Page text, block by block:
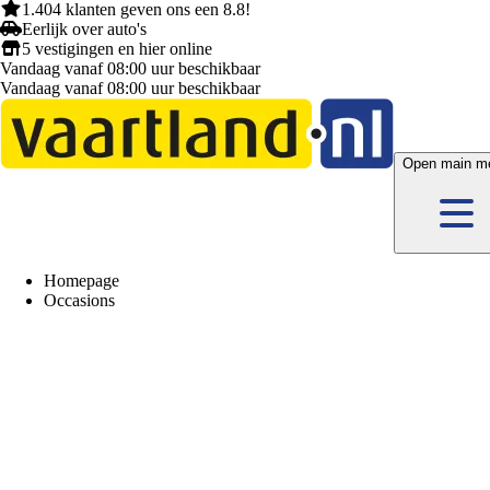
1.404 klanten geven ons een 8.8!
Eerlijk over auto's
5 vestigingen en hieronline
Vandaag vanaf 08:00 uur beschikbaar
Vandaag vanaf 08:00 uur beschikbaar
Open main
Homepage
Occasions